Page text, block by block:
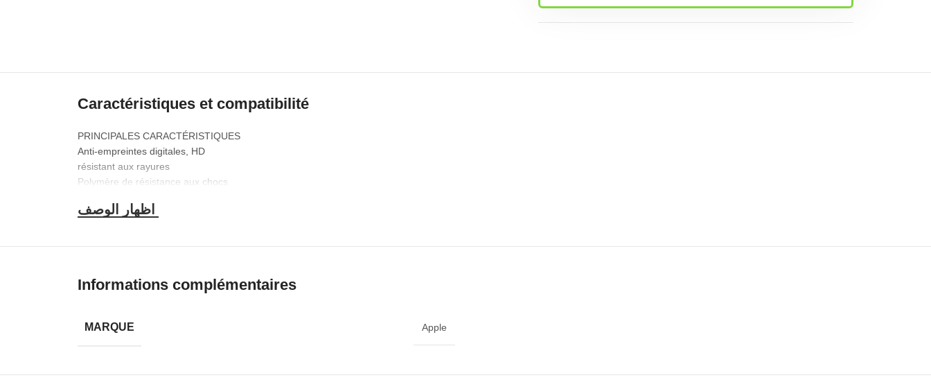
Caractéristiques et compatibilité
PRINCIPALES CARACTÉRISTIQUES
Anti-empreintes digitales, HD
résistant aux rayures
Polymère de résistance aux chocs
DESCRIPTIF TECHNIQUE
Informations complémentaires
MARQUE Apple